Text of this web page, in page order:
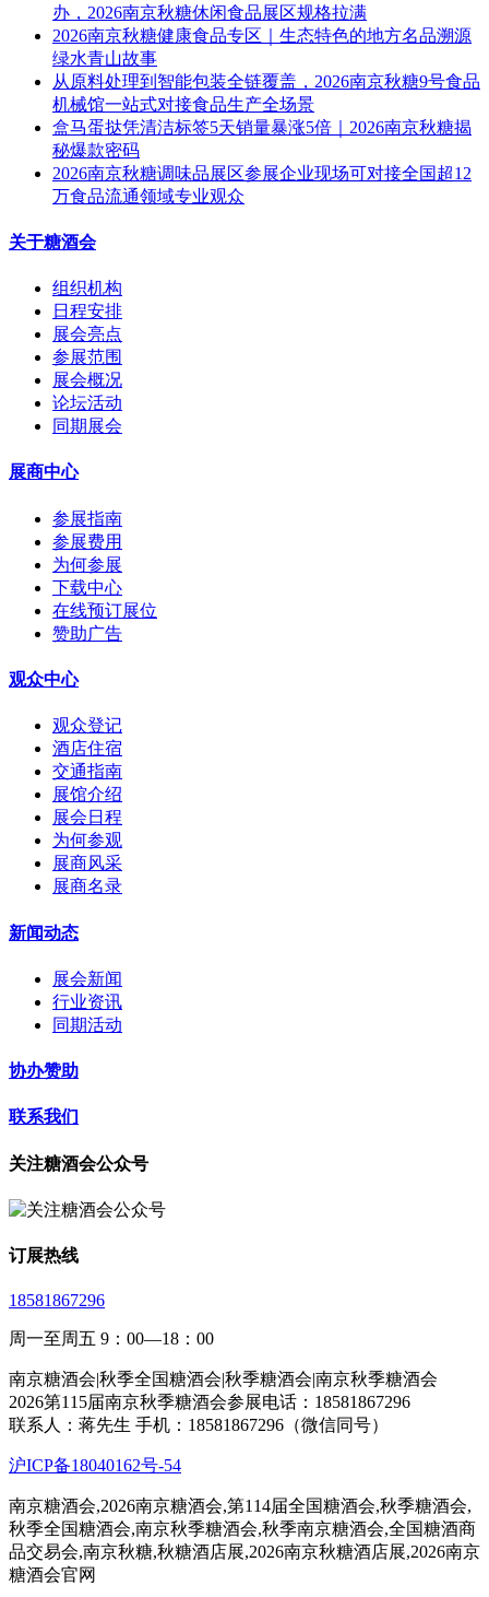
办，2026南京秋糖休闲食品展区规格拉满
2026南京秋糖健康食品专区｜生态特色的地方名品溯源
绿水青山故事
从原料处理到智能包装全链覆盖，2026南京秋糖9号食品
机械馆一站式对接食品生产全场景
盒马蛋挞凭清洁标签5天销量暴涨5倍｜2026南京秋糖揭
秘爆款密码
2026南京秋糖调味品展区参展企业现场可对接全国超12
万食品流通领域专业观众
关于糖酒会
组织机构
日程安排
展会亮点
参展范围
展会概况
论坛活动
同期展会
展商中心
参展指南
参展费用
为何参展
下载中心
在线预订展位
赞助广告
观众中心
观众登记
酒店住宿
交通指南
展馆介绍
展会日程
为何参观
展商风采
展商名录
新闻动态
展会新闻
行业资讯
同期活动
协办赞助
联系我们
关注糖酒会公众号
订展热线
18581867296
周一至周五 9：00—18：00
南京糖酒会|秋季全国糖酒会|秋季糖酒会|南京秋季糖酒会
2026第115届南京秋季糖酒会参展电话：18581867296
联系人：蒋先生 手机：18581867296（微信同号）
沪ICP备18040162号-54
南京糖酒会,2026南京糖酒会,第114届全国糖酒会,秋季糖酒会,
秋季全国糖酒会,南京秋季糖酒会,秋季南京糖酒会,全国糖酒商
品交易会,南京秋糖,秋糖酒店展,2026南京秋糖酒店展,2026南京
糖酒会官网